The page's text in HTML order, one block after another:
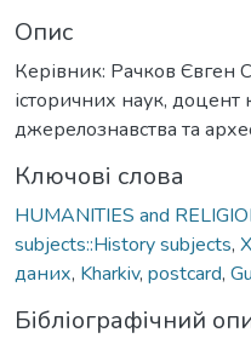
Опис
Керівник: Рачков Євген
історичних наук, доцент
джерелознавства та
Ключові слова
HUMANITIES and
subjects::History subjects,
даних, Kharkiv, postcard,
Бібліографічний